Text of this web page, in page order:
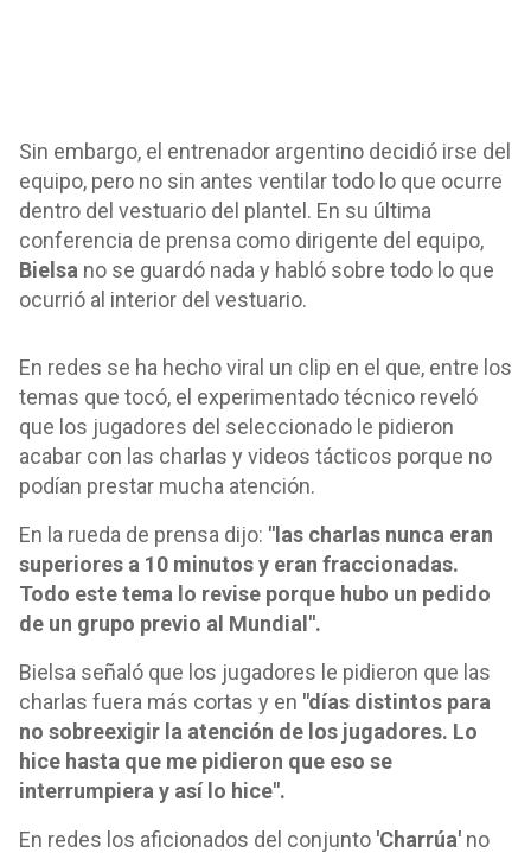
Sin embargo, el entrenador argentino decidió irse del
equipo, pero no sin antes ventilar todo lo que ocurre
dentro del vestuario del plantel. En su última
conferencia de prensa como dirigente del equipo,
Bielsa no se guardó nada y habló sobre todo lo que
ocurrió al interior del vestuario.
En redes se ha hecho viral un clip en el que, entre los
temas que tocó, el experimentado técnico reveló
que los jugadores del seleccionado le pidieron
acabar con las charlas y videos tácticos porque no
podían prestar mucha atención.
En la rueda de prensa dijo: "las charlas nunca eran
superiores a 10 minutos y eran fraccionadas.
Todo este tema lo revise porque hubo un pedido
de un grupo previo al Mundial".
Bielsa señaló que los jugadores le pidieron que las
charlas fuera más cortas y en "días distintos para
no sobreexigir la atención de los jugadores. Lo
hice hasta que me pidieron que eso se
interrumpiera y así lo hice".
En redes los aficionados del conjunto 'Charrúa' no